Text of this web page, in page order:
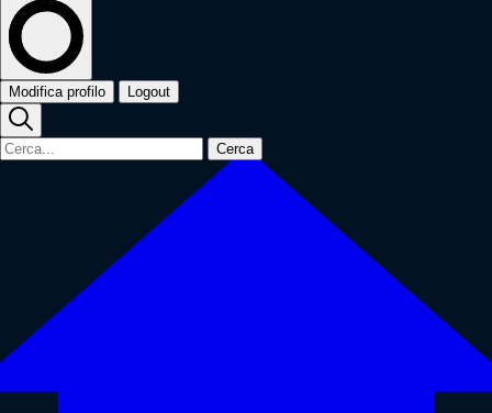
Modifica profilo Logout
Cerca